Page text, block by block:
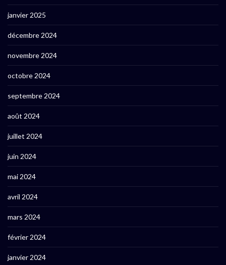
janvier 2025
décembre 2024
novembre 2024
octobre 2024
septembre 2024
août 2024
juillet 2024
juin 2024
mai 2024
avril 2024
mars 2024
février 2024
janvier 2024